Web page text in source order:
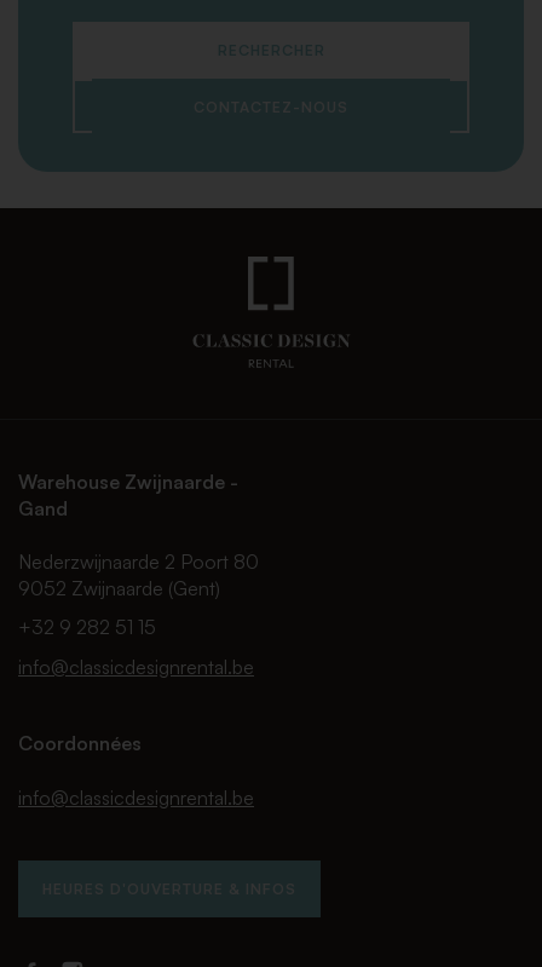
RECHERCHER
CONTACTEZ-NOUS
Warehouse Zwijnaarde -
Gand
Nederzwijnaarde 2 Poort 80
9052 Zwijnaarde (Gent)
+32 9 282 51 15
info@classicdesignrental.be
Coordonnées
info@classicdesignrental.be
HEURES D'OUVERTURE & INFOS